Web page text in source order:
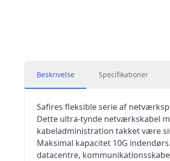
Beskrivelse Specifikationer
Safires fleksible serie af
Dette ultra-tynde netværkskabel
kabeladministration takket være
Maksimal kapacitet 10G
datacentre,